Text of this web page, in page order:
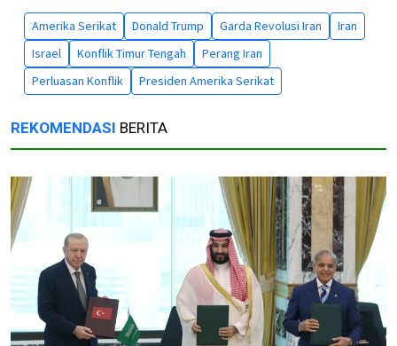
Amerika Serikat Donald Trump Garda Revolusi Iran
Iran
Israel
Konflik Timur Tengah
Perang Iran
Perluasan Konflik
Presiden Amerika Serikat
REKOMENDASI BERITA